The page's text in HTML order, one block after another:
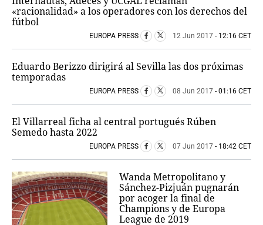
«racionalidad» a los operadores con los derechos del
fútbol
EUROPA PRESS 12 Jun 2017 - 12:16 CET
Eduardo Berizzo dirigirá al Sevilla las dos próximas
temporadas
EUROPA PRESS 08 Jun 2017 - 01:16 CET
El Villarreal ficha al central portugués Rúben
Semedo hasta 2022
EUROPA PRESS 07 Jun 2017 - 18:42 CET
Wanda Metropolitano y
Sánchez-Pizjuán pugnarán
por acoger la final de
Champions y de Europa
League de 2019